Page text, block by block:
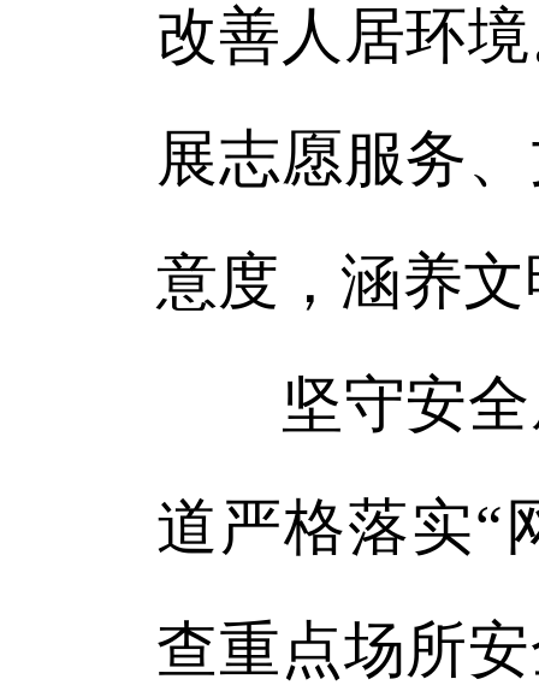
改善人居环
展志愿服务
意度，涵养
坚守安全
道严格落实“
查重点场所